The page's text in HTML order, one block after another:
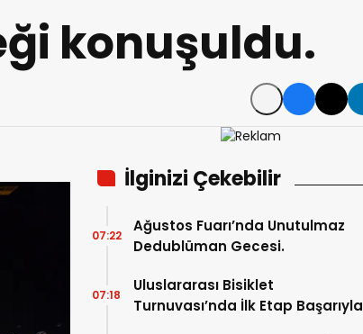
konuşuldu.
İlginizi Çekebilir
Ağustos Fuarı’nda Unutulmaz
Dedublüman Gecesi.
07:22
Uluslararası Bisiklet
Turnuvası’nda İlk Etap Başarıyla
07:18